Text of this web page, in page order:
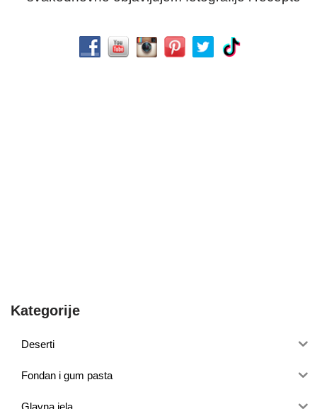
Kategorije
Deserti
Fondan i gum pasta
Glavna jela